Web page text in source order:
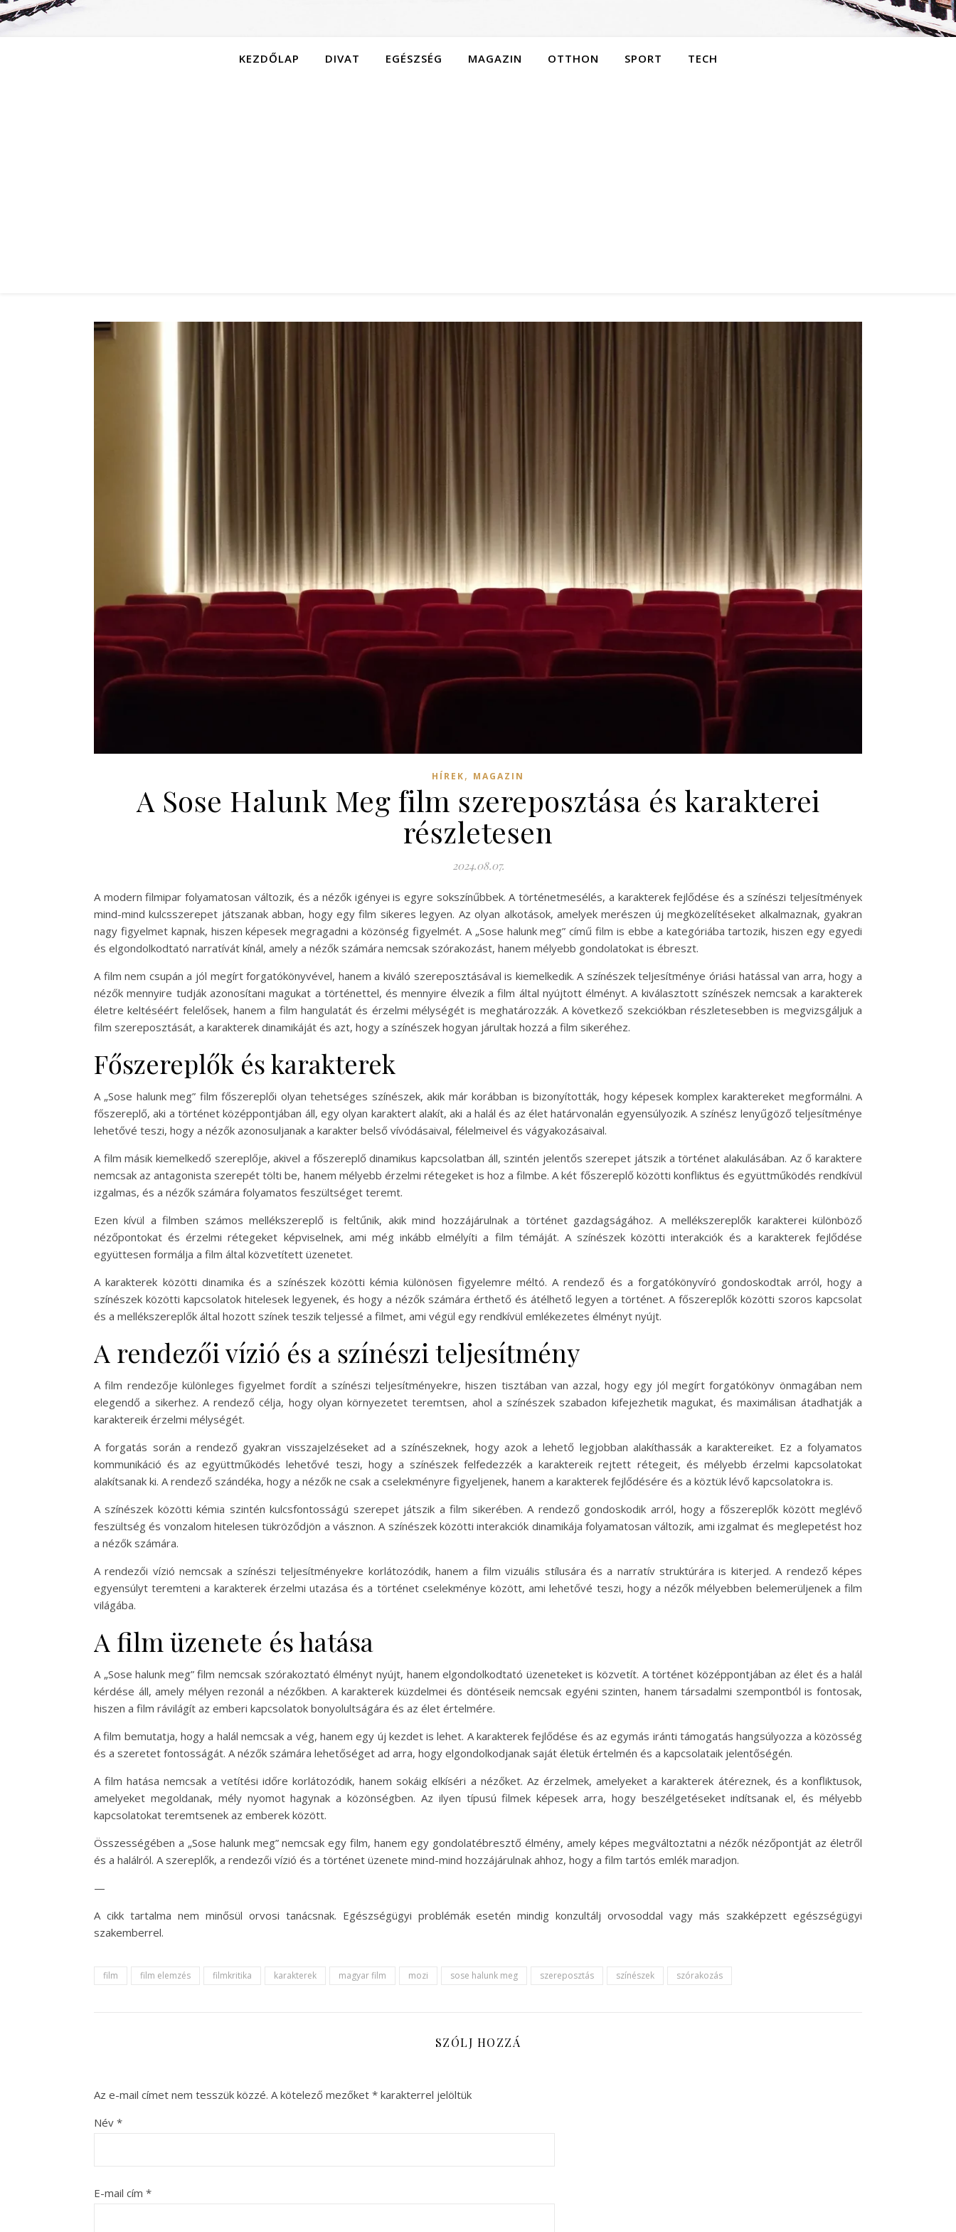
KEZDŐLAP DIVAT EGÉSZSÉG MAGAZIN OTTHON SPORT TECH
HÍREK, MAGAZIN
A Sose Halunk Meg film szereposztása és karakterei
részletesen
2024.08.07.
A modern filmipar folyamatosan változik, és a nézők igényei is egyre sokszínűbbek. A történetmesélés, a karakterek fejlődése és a színészi teljesítmények
mind-mind kulcsszerepet játszanak abban, hogy egy film sikeres legyen. Az olyan alkotások, amelyek merészen új megközelítéseket alkalmaznak, gyakran
nagy figyelmet kapnak, hiszen képesek megragadni a közönség figyelmét. A „Sose halunk meg” című film is ebbe a kategóriába tartozik, hiszen egy egyedi
és elgondolkodtató narratívát kínál, amely a nézők számára nemcsak szórakozást, hanem mélyebb gondolatokat is ébreszt.
A film nem csupán a jól megírt forgatókönyvével, hanem a kiváló szereposztásával is kiemelkedik. A színészek teljesítménye óriási hatással van arra, hogy a
nézők mennyire tudják azonosítani magukat a történettel, és mennyire élvezik a film által nyújtott élményt. A kiválasztott színészek nemcsak a karakterek
életre keltéséért felelősek, hanem a film hangulatát és érzelmi mélységét is meghatározzák. A következő szekciókban részletesebben is megvizsgáljuk a
film szereposztását, a karakterek dinamikáját és azt, hogy a színészek hogyan járultak hozzá a film sikeréhez.
Főszereplők és karakterek
A „Sose halunk meg” film főszereplői olyan tehetséges színészek, akik már korábban is bizonyították, hogy képesek komplex karaktereket megformálni. A
főszereplő, aki a történet középpontjában áll, egy olyan karaktert alakít, aki a halál és az élet határvonalán egyensúlyozik. A színész lenyűgöző teljesítménye
lehetővé teszi, hogy a nézők azonosuljanak a karakter belső vívódásaival, félelmeivel és vágyakozásaival.
A film másik kiemelkedő szereplője, akivel a főszereplő dinamikus kapcsolatban áll, szintén jelentős szerepet játszik a történet alakulásában. Az ő karaktere
nemcsak az antagonista szerepét tölti be, hanem mélyebb érzelmi rétegeket is hoz a filmbe. A két főszereplő közötti konfliktus és együttműködés rendkívül
izgalmas, és a nézők számára folyamatos feszültséget teremt.
Ezen kívül a filmben számos mellékszereplő is feltűnik, akik mind hozzájárulnak a történet gazdagságához. A mellékszereplők karakterei különböző
nézőpontokat és érzelmi rétegeket képviselnek, ami még inkább elmélyíti a film témáját. A színészek közötti interakciók és a karakterek fejlődése
együttesen formálja a film által közvetített üzenetet.
A karakterek közötti dinamika és a színészek közötti kémia különösen figyelemre méltó. A rendező és a forgatókönyvíró gondoskodtak arról, hogy a
színészek közötti kapcsolatok hitelesek legyenek, és hogy a nézők számára érthető és átélhető legyen a történet. A főszereplők közötti szoros kapcsolat
és a mellékszereplők által hozott színek teszik teljessé a filmet, ami végül egy rendkívül emlékezetes élményt nyújt.
A rendezői vízió és a színészi teljesítmény
A film rendezője különleges figyelmet fordít a színészi teljesítményekre, hiszen tisztában van azzal, hogy egy jól megírt forgatókönyv önmagában nem
elegendő a sikerhez. A rendező célja, hogy olyan környezetet teremtsen, ahol a színészek szabadon kifejezhetik magukat, és maximálisan átadhatják a
karaktereik érzelmi mélységét.
A forgatás során a rendező gyakran visszajelzéseket ad a színészeknek, hogy azok a lehető legjobban alakíthassák a karaktereiket. Ez a folyamatos
kommunikáció és az együttműködés lehetővé teszi, hogy a színészek felfedezzék a karaktereik rejtett rétegeit, és mélyebb érzelmi kapcsolatokat
alakítsanak ki. A rendező szándéka, hogy a nézők ne csak a cselekményre figyeljenek, hanem a karakterek fejlődésére és a köztük lévő kapcsolatokra is.
A színészek közötti kémia szintén kulcsfontosságú szerepet játszik a film sikerében. A rendező gondoskodik arról, hogy a főszereplők között meglévő
feszültség és vonzalom hitelesen tükröződjön a vásznon. A színészek közötti interakciók dinamikája folyamatosan változik, ami izgalmat és meglepetést hoz
a nézők számára.
A rendezői vízió nemcsak a színészi teljesítményekre korlátozódik, hanem a film vizuális stílusára és a narratív struktúrára is kiterjed. A rendező képes
egyensúlyt teremteni a karakterek érzelmi utazása és a történet cselekménye között, ami lehetővé teszi, hogy a nézők mélyebben belemerüljenek a film
világába.
A film üzenete és hatása
A „Sose halunk meg” film nemcsak szórakoztató élményt nyújt, hanem elgondolkodtató üzeneteket is közvetít. A történet középpontjában az élet és a halál
kérdése áll, amely mélyen rezonál a nézőkben. A karakterek küzdelmei és döntéseik nemcsak egyéni szinten, hanem társadalmi szempontból is fontosak,
hiszen a film rávilágít az emberi kapcsolatok bonyolultságára és az élet értelmére.
A film bemutatja, hogy a halál nemcsak a vég, hanem egy új kezdet is lehet. A karakterek fejlődése és az egymás iránti támogatás hangsúlyozza a közösség
és a szeretet fontosságát. A nézők számára lehetőséget ad arra, hogy elgondolkodjanak saját életük értelmén és a kapcsolataik jelentőségén.
A film hatása nemcsak a vetítési időre korlátozódik, hanem sokáig elkíséri a nézőket. Az érzelmek, amelyeket a karakterek átéreznek, és a konfliktusok,
amelyeket megoldanak, mély nyomot hagynak a közönségben. Az ilyen típusú filmek képesek arra, hogy beszélgetéseket indítsanak el, és mélyebb
kapcsolatokat teremtsenek az emberek között.
Összességében a „Sose halunk meg” nemcsak egy film, hanem egy gondolatébresztő élmény, amely képes megváltoztatni a nézők nézőpontját az életről
és a halálról. A szereplők, a rendezői vízió és a történet üzenete mind-mind hozzájárulnak ahhoz, hogy a film tartós emlék maradjon.
—
A cikk tartalma nem minősül orvosi tanácsnak. Egészségügyi problémák esetén mindig konzultálj orvosoddal vagy más szakképzett egészségügyi
szakemberrel.
film film elemzés filmkritika karakterek magyar film mozi sose halunk meg szereposztás színészek szórakozás
SZÓLJ HOZZÁ
Az e-mail címet nem tesszük közzé. A kötelező mezőket * karakterrel jelöltük
Név *
E-mail cím *